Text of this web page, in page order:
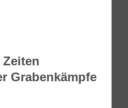
Grabenkämpfe